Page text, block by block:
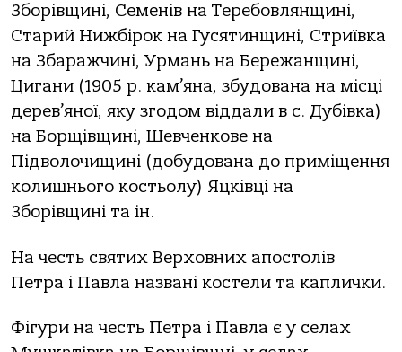
Зборівщині, Семенів на Теребовлянщині,
Старий Нижбірок на Гусятинщині, Стриївка
на Збаражчині, Урмань на Бережанщині,
Цигани (1905 р. кам’яна, збудована на місці
дерев’яної, яку згодом віддали в с. Дубівка)
на Борщівщині, Шевченкове на
Підволочищині (добудована до приміщення
колишнього костьолу) Яцківці на
Зборівщині та ін.
На честь святих Верховних апостолів
Петра і Павла названі костели та каплички.
Фігури на честь Петра і Павла є у селах